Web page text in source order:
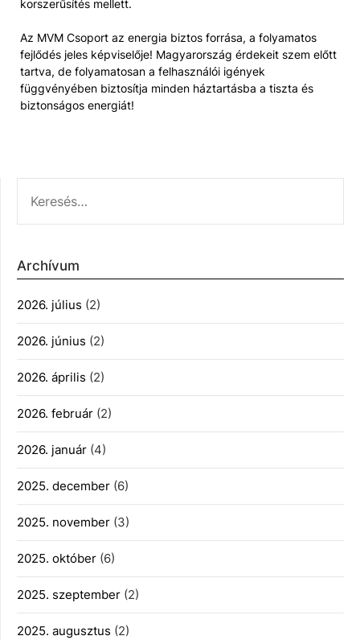
korszerűsítés mellett.
Az MVM Csoport az energia biztos forrása, a folyamatos
fejlődés jeles képviselője! Magyarország érdekeit szem előtt
tartva, de folyamatosan a felhasználói igények
függvényében biztosítja minden háztartásba a tiszta és
biztonságos energiát!
Archívum
2026. július (2)
2026. június (2)
2026. április (2)
2026. február (2)
2026. január (4)
2025. december (6)
2025. november (3)
2025. október (6)
2025. szeptember (2)
2025. augusztus (2)